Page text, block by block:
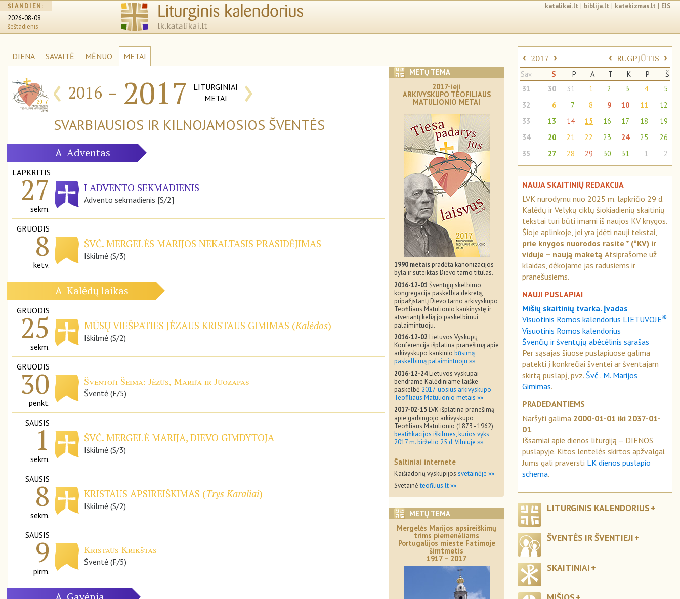
ŠIANDIEN:
2026-08-08
šeštadienis
katalikai.lt | biblija.lt | katekizmas.lt | EIS
DIENA SAVAITĖ MĖNUO METAI
‹ 2016 – 2017
LITURGINIAI
METAI
›
SVARBIAUSIOS IR KILNOJAMOSIOS ŠVENTĖS
A Adventas
LAPKRITIS
27
sekm.
I ADVENTO SEKMADIENIS
Advento sekmadienis [S/2]
GRUODIS
8
ketv.
ŠVČ. MERGELĖS MARIJOS NEKALTASIS PRASIDĖJIMAS
Iškilmė (S/3)
A Kalėdų laikas
GRUODIS
25
sekm.
MŪSŲ VIEŠPATIES JĖZAUS KRISTAUS GIMIMAS (Kalėdos)
Iškilmė (S/2)
GRUODIS
30
penkt.
Šventoji Šeima: Jėzus, Marija ir Juozapas
Šventė (F/5)
SAUSIS
1
sekm.
ŠVČ. MERGELĖ MARIJA, DIEVO GIMDYTOJA
Iškilmė (S/3)
SAUSIS
8
sekm.
KRISTAUS APSIREIŠKIMAS (Trys Karaliai)
Iškilmė (S/2)
SAUSIS
9
pirm.
Kristaus Krikštas
Šventė (F/5)
METŲ TEMA
2017-ieji
ARKIVYSKUPO TEOFILIAUS
MATULIONIO METAI
1990 metais pradėta kanonizacijos
byla ir suteiktas Dievo tarno titulas.
2016-12-01 Šventųjų skelbimo
kongregacija paskelbia dekretą,
pripažįstantį Dievo tarno arkivyskupo
Teofiliaus Matulionio kankinystę ir
atveriantį kelią jo paskelbimui
palaimintuoju.
2016-12-02 Lietuvos Vyskupų
Konferencija išplatina pranešimą apie
arkivyskupo kankinio būsimą
paskelbimą palaimintuoju »»
2016-12-24Lietuvos vyskupai
bendrame Kalėdiniame laiške
paskelbė 2017-uosius arkivyskupo
Teofiliaus Matulionio metais »»
2017-02-15 LVK išplatina pranešimą
apie garbingojo arkivyskupo
Teofiliaus Matulionio (1873–1962)
beatifikacijos iškilmes, kurios vyks
2017 m. birželio 25 d. Vilniuje »»
Šaltiniai internete
Kaišiadorių vyskupijos svetainėje »»
Svetainėteofilius.lt »»
METŲ TEMA
Mergelės Marijos apsireiškimų
trims piemenėliams
Portugalijos mieste Fatimoje
šimtmetis
1917 – 2017
‹ 2017 › ‹ RUGPJŪTIS ›
Sav. S P A T K P
Š
31
30 31 1 2 3 4
5
32
6 7 8 9 10 11
12
33
13 14 15 16 17 18
19
34
20 21 22 23 24 25
26
35
27 28 29 30 31 1 2
NAUJA SKAITINIŲ REDAKCIJA
LVK nurodymu nuo 2025 m. lapkričio 29 d.
Kalėdų ir Velykų ciklų šiokiadienių skaitinių
tekstai turi būti imami iš naujos KV knygos.
Šioje aplinkoje, jei yra įdėti nauji tekstai,
prie knygos nuorodos rasite * (*KV) ir
viduje – naują maketą. Atsiprašome už
klaidas, dėkojame jas radusiems ir
pranešusiems.
NAUJI PUSLAPIAI
Mišių skaitinių tvarka. Įvadas
Visuotinis Romos kalendorius LIETUVOJE❋
Visuotinis Romos kalendorius
Švenčių ir šventųjų abėcėlinis sąrašas
Per sąsajas šiuose puslapiuose galima
patekti į konkrečiai šventei ar šventajam
skirtą puslapį, pvz. Švč . M. Marijos
Gimimas.
PRADEDANTIEMS
Naršyti galima 2000-01-01 iki 2037-01-
01.
Išsamiai apie dienos liturgiją – DIENOS
puslapyje. Kitos lentelės skirtos apžvalgai.
Jums gali praversti LK dienos puslapio
schema.
LITURGINIS KALENDORIUS
ŠVENTĖS IR ŠVENTIEJI
SKAITINIAI